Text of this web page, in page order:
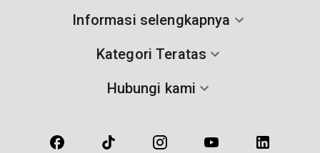
Informasi selengkapnya
Kategori Teratas
Hubungi kami